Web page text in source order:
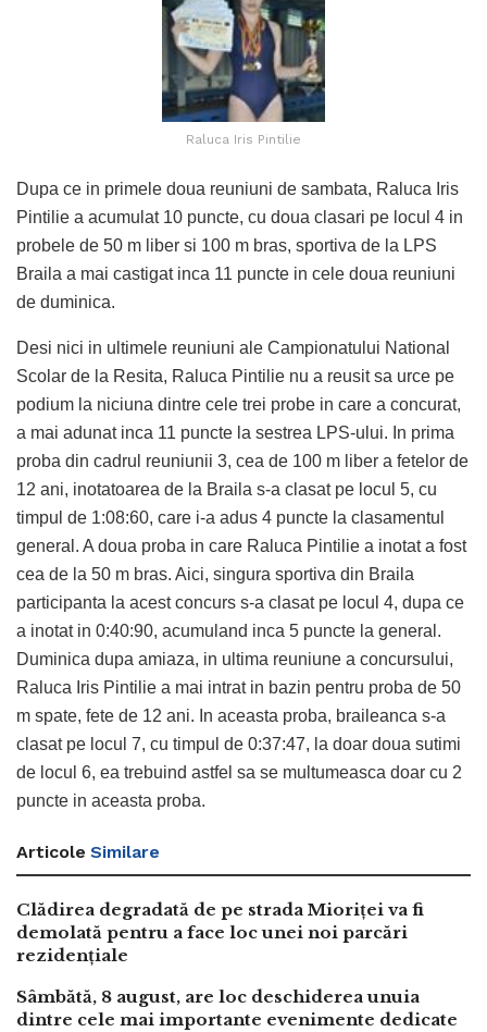
Raluca Iris Pintilie
Dupa ce in primele doua reuniuni de sambata, Raluca Iris
Pintilie a acumulat 10 puncte, cu doua clasari pe locul 4 in
probele de 50 m liber si 100 m bras, sportiva de la LPS
Braila a mai castigat inca 11 puncte in cele doua reuniuni
de duminica.
Desi nici in ultimele reuniuni ale Campionatului National
Scolar de la Resita, Raluca Pintilie nu a reusit sa urce pe
podium la niciuna dintre cele trei probe in care a concurat,
a mai adunat inca 11 puncte la sestrea LPS-ului. In prima
proba din cadrul reuniunii 3, cea de 100 m liber a fetelor de
12 ani, inotatoarea de la Braila s-a clasat pe locul 5, cu
timpul de 1:08:60, care i-a adus 4 puncte la clasamentul
general. A doua proba in care Raluca Pintilie a inotat a fost
cea de la 50 m bras. Aici, singura sportiva din Braila
participanta la acest concurs s-a clasat pe locul 4, dupa ce
a inotat in 0:40:90, acumuland inca 5 puncte la general.
Duminica dupa amiaza, in ultima reuniune a concursului,
Raluca Iris Pintilie a mai intrat in bazin pentru proba de 50
m spate, fete de 12 ani. In aceasta proba, braileanca s-a
clasat pe locul 7, cu timpul de 0:37:47, la doar doua sutimi
de locul 6, ea trebuind astfel sa se multumeasca doar cu 2
puncte in aceasta proba.
Articole Similare
Clădirea degradată de pe strada Mioriței va fi
demolată pentru a face loc unei noi parcări
rezidențiale
Sâmbătă, 8 august, are loc deschiderea unuia
dintre cele mai importante evenimente dedicate